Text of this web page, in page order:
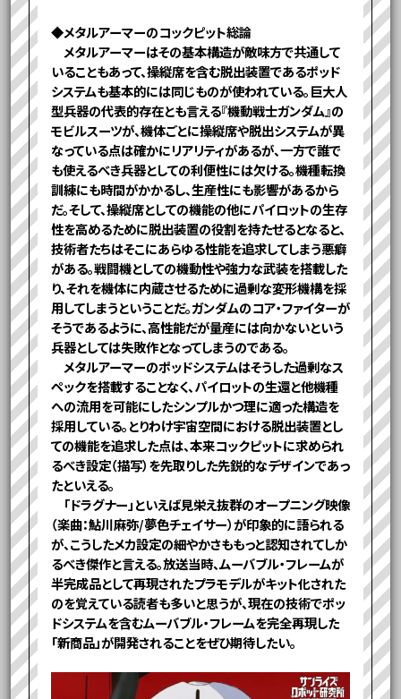
◆メタルアーマーのコックピット総論
メタルアーマーはその基本構造が敵味方で共通して
いることもあって、操縦席を含む脱出装置であるポッド
システムも基本的には同じものが使われている。巨大人
型兵器の代表的存在とも言える『機動戦士ガンダム』の
モビルスーツが、機体ごとに操縦席や脱出システムが異
なっている点は確かにリアリティがあるが、一方で誰で
も使えるべき兵器としての利便性には欠ける。機種転換
訓練にも時間がかかるし、生産性にも影響があるから
だ。そして、操縦席としての機能の他にパイロットの生存
性を高めるために脱出装置の役割を持たせるとなると、
技術者たちはそこにあらゆる性能を追求してしまう悪癖
がある。戦闘機としての機動性や強力な武装を搭載した
り、それを機体に内蔵させるために過剰な変形機構を採
用してしまうということだ。ガンダムのコア・ファイターが
そうであるように、高性能だが量産には向かないという
兵器としては失敗作となってしまうのである。
メタルアーマーのポッドシステムはそうした過剰なス
ペックを搭載することなく、パイロットの生還と他機種
への流用を可能にしたシンプルかつ理に適った構造を
採用している。とりわけ宇宙空間における脱出装置とし
ての機能を追求した点は、本来コックピットに求められ
るべき設定（描写）を先取りした先鋭的なデザインであっ
たといえる。
「ドラグナー」といえば見栄え抜群のオープニング映像
（楽曲：鮎川麻弥/夢色チェイサー）が印象的に語られる
が、こうしたメカ設定の細やかさももっと認知されてしか
るべき傑作と言える。放送当時、ムーバブル・フレームが
半完成品として再現されたプラモデルがキット化された
のを覚えている読者も多いと思うが、現在の技術でポッ
ドシステムを含むムーバブル・フレームを完全再現した
「新商品」が開発されることをぜひ期待したい。